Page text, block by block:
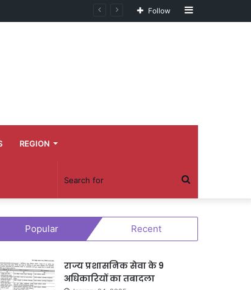
Sidebar
Follow
REGION
Search
for
Popular Recent
राज्य प्रशासनिक सेवा के 9
अधिकारियों का तबादला